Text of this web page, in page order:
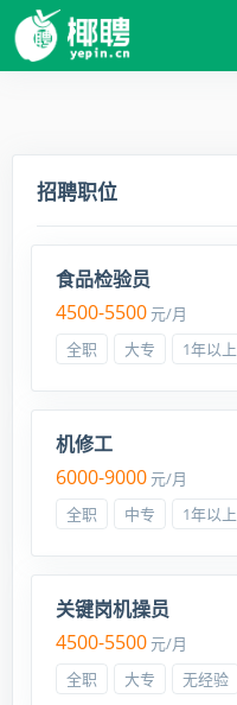
招聘职位
食品检验员
4500-5500元/月
全职
大专 1年以上
机修工
6000-9000元/月
全职
中专 1年以上
关键岗机操员
4500-5500元/月
全职
大专 无经验